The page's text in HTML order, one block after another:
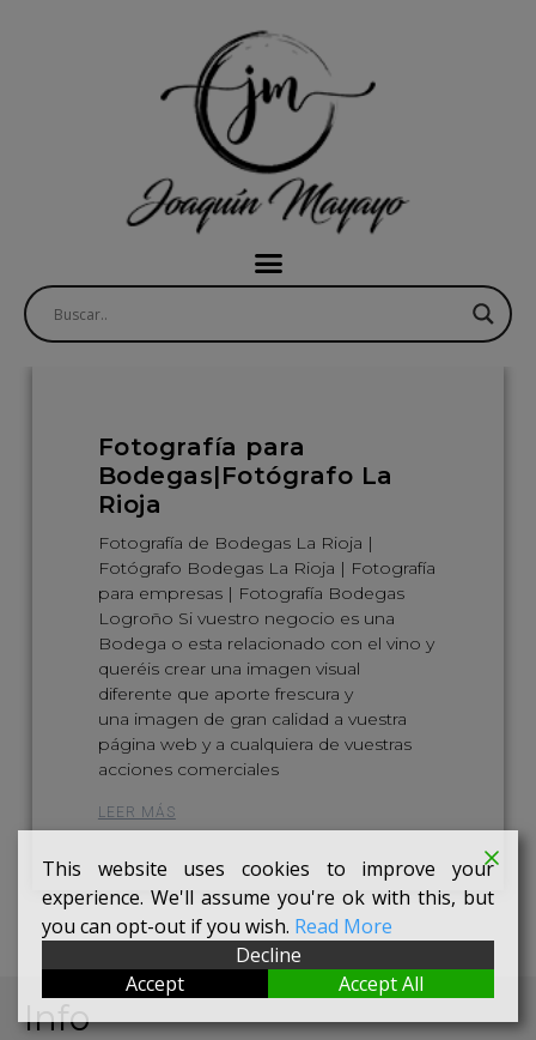
Fotografía para
Bodegas|Fotógrafo La
Rioja
Fotografía de Bodegas La Rioja |
Fotógrafo Bodegas La Rioja | Fotografía
para empresas | Fotografía Bodegas
Logroño Si vuestro negocio es una
Bodega o esta relacionado con el vino y
queréis crear una imagen visual
diferente que aporte frescura y
una imagen de gran calidad a vuestra
página web y a cualquiera de vuestras
acciones comerciales
LEER MÁS
Info
This website uses cookies to improve your
experience. We'll assume you're ok with this, but
you can opt-out if you wish. Read More
Decline
Accept
Accept All